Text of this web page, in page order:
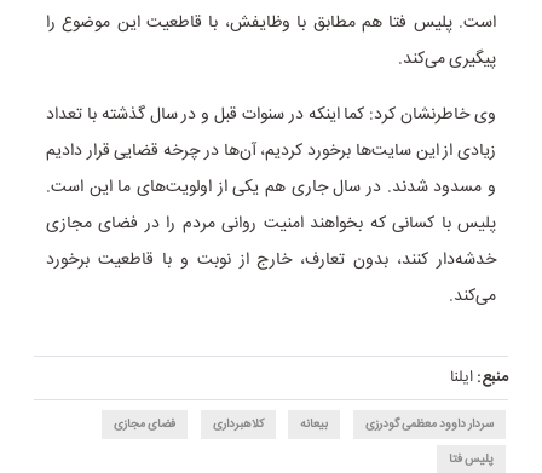
است. پلیس فتا هم مطابق با وظایفش، با قاطعیت این موضوع را
پیگیری می‌کند.
وی خاطرنشان کرد: کما اینکه در سنوات قبل و در سال گذشته با تعداد
زیادی از این سایت‌ها برخورد کردیم، آن‌ها در چرخه قضایی قرار دادیم
و مسدود شدند. در سال جاری هم یکی از اولویت‌های ما این است.
پلیس با کسانی که بخواهند امنیت روانی مردم را در فضای مجازی
خدشه‌دار کنند، بدون تعارف، خارج از نوبت و با قاطعیت برخورد
می‌کند.
منبع:ایلنا
سردار داوود معظمی گودرزی بیعانه کلاهبرداری
فضای مجازی
پلیس فتا